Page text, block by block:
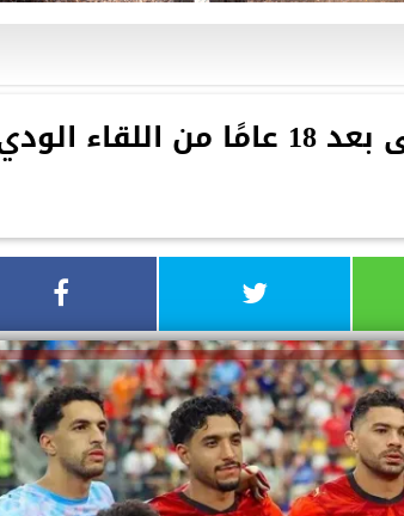
مصر والأرجنتين.. مواجهة رسمية أولى بعد 18 عامًا من اللقاء